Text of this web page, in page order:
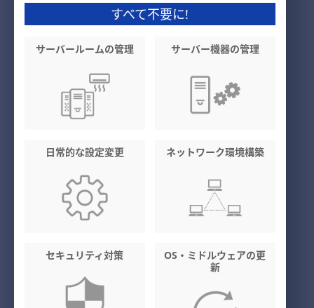
すべて不要に!
サーバールームの管理 サーバー機器の管理
日常的な設定変更 ネットワーク環境構築
セキュリティ対策
OS・ミドルウェアの更
新